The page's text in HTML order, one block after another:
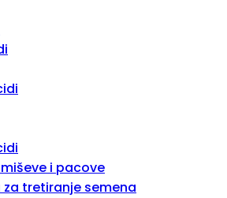
i pacove
za tretiranje semena